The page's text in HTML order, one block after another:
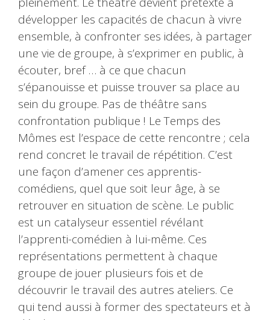
développer les capacités de chacun à vivre
ensemble, à confronter ses idées, à partager
une vie de groupe, à s’exprimer en public, à
écouter, bref … à ce que chacun
s’épanouisse et puisse trouver sa place au
sein du groupe. Pas de théâtre sans
confrontation publique ! Le Temps des
Mômes est l’espace de cette rencontre ; cela
rend concret le travail de répétition. C’est
une façon d’amener ces apprentis-
comédiens, quel que soit leur âge, à se
retrouver en situation de scène. Le public
est un catalyseur essentiel révélant
l’apprenti-comédien à lui-même. Ces
représentations permettent à chaque
groupe de jouer plusieurs fois et de
découvrir le travail des autres ateliers. Ce
qui tend aussi à former des spectateurs et à